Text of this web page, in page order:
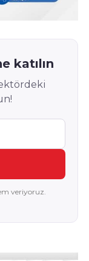
katılın
veriyoruz.